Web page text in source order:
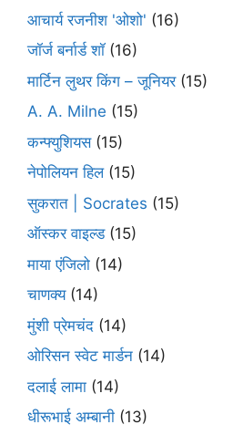
आचार्य रजनीश 'ओशो' (16)
जॉर्ज बर्नार्ड शॉ(16)
मार्टिन लुथर किंग – जूनियर(15)
A. A. Milne (15)
कन्फ्युशियस(15)
नेपोलियन हिल(15)
सुकरात | Socrates (15)
ऑस्कर वाइल्ड(15)
माया एंजिलो (14)
चाणक्य(14)
मुंशी प्रेमचंद (14)
ओरिसन स्‍वेट मार्डन (14)
दलाई लामा (14)
धीरूभाई अम्बानी (13)